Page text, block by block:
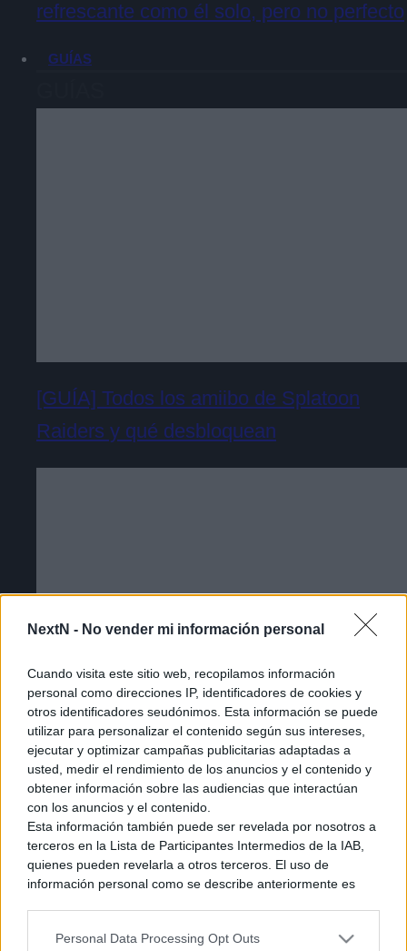
NextN - No vender mi información personal
Cuando visita este sitio web, recopilamos información
personal como direcciones IP, identificadores de cookies y
otros identificadores seudónimos. Esta información se puede
utilizar para personalizar el contenido según sus intereses,
ejecutar y optimizar campañas publicitarias adaptadas a
usted, medir el rendimiento de los anuncios y el contenido y
obtener información sobre las audiencias que interactúan
con los anuncios y el contenido.
Esta información también puede ser revelada por nosotros a
terceros en la Lista de Participantes Intermedios de la IAB,
quienes pueden revelarla a otros terceros. El uso de
información personal como se describe anteriormente es
generamos contenido relevante para nuestra audiencia.
Personal Data Processing Opt Outs
refrescante como él solo, pero no perfecto
GUÍAS
[GUÍA] Todos los amiibo de Splatoon
Raiders y qué desbloquean
Cómo acceder a la beta cerrada de The
Duskbloods [Tutorial]